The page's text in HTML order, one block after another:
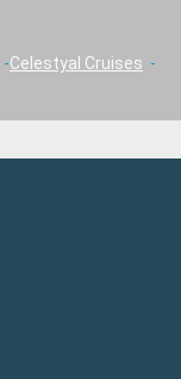
Celestyal Cruises